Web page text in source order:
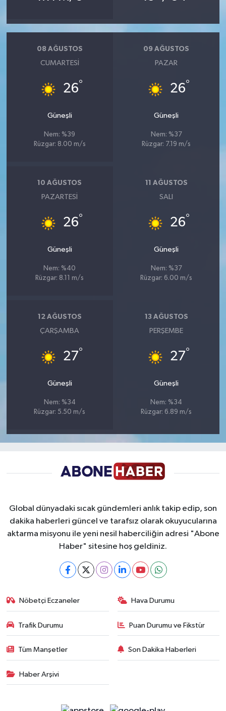
08 AĞUSTOS
CUMARTESI
26°
Güneşli
Nem: %39
Rüzgar: 8.00 m/s
09 AĞUSTOS
PAZAR
26°
Güneşli
Nem: %37
Rüzgar: 7.19 m/s
10 AĞUSTOS
PAZARTESI
26°
Güneşli
Nem: %40
Rüzgar: 8.11 m/s
11 AĞUSTOS
SALI
26°
Güneşli
Nem: %37
Rüzgar: 6.00 m/s
12 AĞUSTOS
ÇARŞAMBA
27°
Güneşli
Nem: %34
Rüzgar: 5.50 m/s
13 AĞUSTOS
PERŞEMBE
27°
Güneşli
Nem: %34
Rüzgar: 6.89 m/s
Global dünyadaki sıcak gündemleri anlık takip edip, son
dakika haberleri güncel ve tarafsız olarak okuyucularına
aktarma misyonu ile yeni nesil haberciliğin adresi "Abone
Haber" sitesine hoş geldiniz.
Nöbetçi Eczaneler Hava Durumu
Trafik Durumu Puan Durumu ve Fikstür
Tüm Manşetler Son Dakika Haberleri
Haber Arşivi